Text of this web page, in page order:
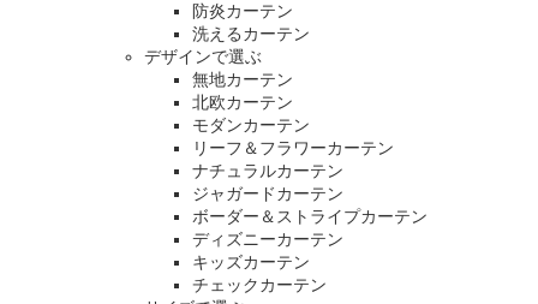
防炎カーテン
洗えるカーテン
デザインで選ぶ
無地カーテン
北欧カーテン
モダンカーテン
リーフ＆フラワーカーテン
ナチュラルカーテン
ジャガードカーテン
ボーダー＆ストライプカーテン
ディズニーカーテン
キッズカーテン
チェックカーテン